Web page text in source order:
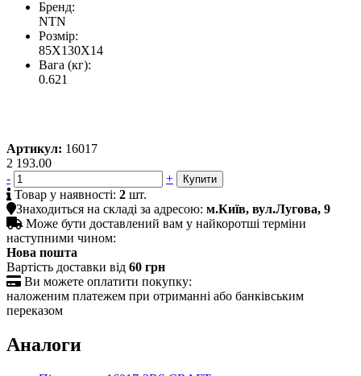
Бренд:
NTN
Розмір:
85X130X14
Вага (кг):
0.621
Артикул: 16017
2 193.00
-
+
 Товар у наявності: 2 шт.
Знаходиться на складі за адресою: м.Київ, вул.Лугова, 9
 Може бути доставлений вам у найкоротші терміни
наступними чином:
Нова пошта
Вартість доставки від 60 грн
 Ви можете оплатити покупку:
наложеним платежем при отриманні або банківським
переказом
Аналоги